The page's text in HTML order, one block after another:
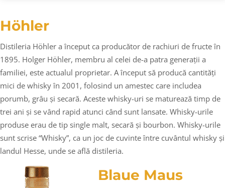
Höhler
Distileria Höhler a început ca producător de rachiuri de fructe în
1895. Holger Höhler, membru al celei de-a patra generații a
familiei, este actualul proprietar. A început să producă cantități
mici de whisky în 2001, folosind un amestec care includea
porumb, grâu și secară. Aceste whisky-uri se maturează timp de
trei ani și se vând rapid atunci când sunt lansate. Whisky-urile
produse erau de tip single malt, secară și bourbon. Whisky-urile
sunt scrise “Whisky”, ca un joc de cuvinte între cuvântul whisky și
landul Hesse, unde se află distileria.
Blaue Maus